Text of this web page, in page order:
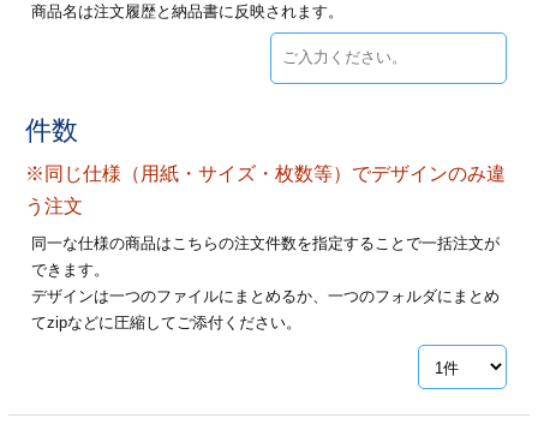
刷
印刷
フォルダー
ファイル印刷
刷
名刺印刷
印刷
ムカード印刷
・・休業日
商品名は注文履歴と納品書に反映されます。
件数
※同じ仕様（用紙・サイズ・枚数等）でデザインのみ違
う注文
同一な仕様の商品はこちらの注文件数を指定することで一括注文が
できます。
デザインは一つのファイルにまとめるか、一つのフォルダにまとめ
てzipなどに圧縮してご添付ください。